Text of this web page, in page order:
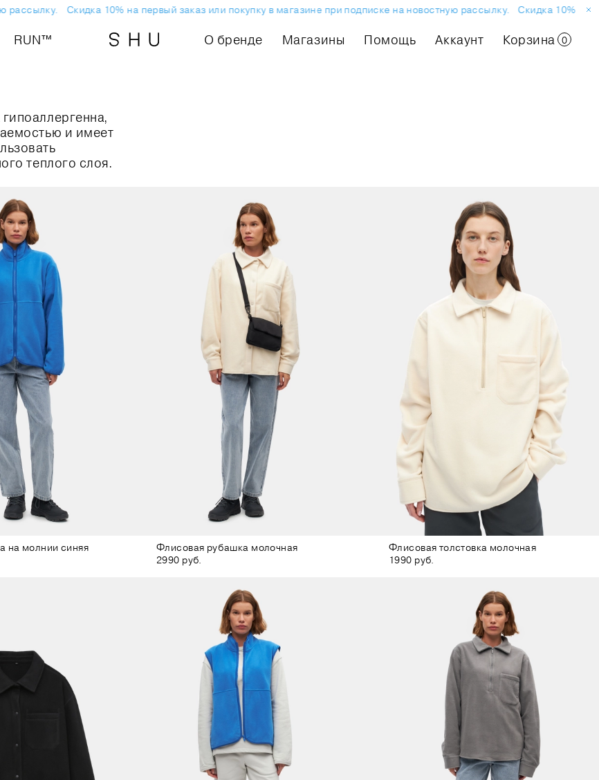
рассылку. Скидка 10% на первый заказ или покупку в магазине при подписке на новостную рассылку. Скидка 10% на
RUN™ О бренде Магазины Помощь Аккаунт Корзина 0
и имеет
теплого слоя.
на молнии синяя
Флисовая рубашка молочная
2990 руб.
Флисовая толстовка молочная
1990 руб.